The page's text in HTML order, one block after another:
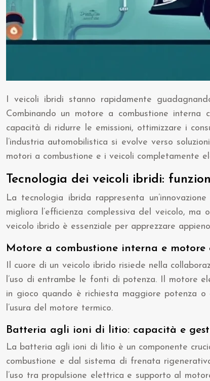
I veicoli ibridi stanno rapidamente
Combinando un motore a combustione
capacità di ridurre le emissioni, ottimizzare i
l’industria automobilistica si evolve verso
motori a combustione e i veicoli completamente
Tecnologia dei veicoli ibridi:
La tecnologia ibrida rappresenta
migliora l’efficienza complessiva del veicolo,
veicolo ibrido è essenziale per apprezzare
Motore a combustione interna e
Il cuore di un veicolo ibrido risiede nella
l’uso di entrambe le fonti di potenza. Il motore
in gioco quando è richiesta maggiore potenza
l’usura del motore termico.
Batteria agli ioni di litio: capacità e
La batteria agli ioni di litio è un componente
combustione e dal sistema di frenata
l’uso tra propulsione elettrica e supporto al